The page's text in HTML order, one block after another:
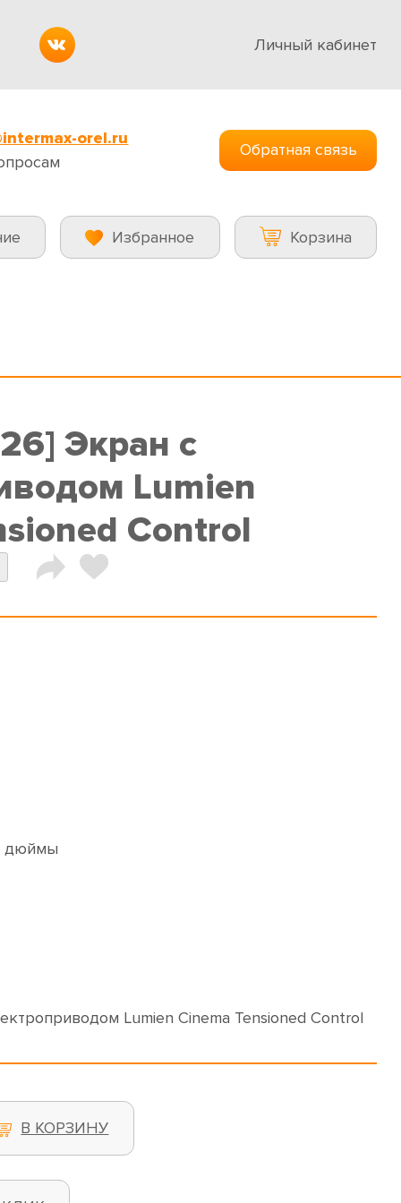
Личный кабинет
orel.ru
Обратная связь
Избранное Корзина
Экран с
Lumien
Control
дюймы
Lumien Cinema Tensioned Control
В КОРЗИНУ